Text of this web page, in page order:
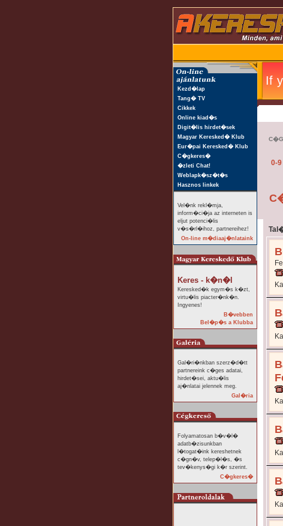
Kezd�lap
Tang� TV
Cikkek
Online kiad�s
Digit�lis hirdet�sek
Magyar Keresked� Klub
Eur�pai Keresked� Klub
C�gkeres�
�zleti Chat!
Weblapk�sz�t�s
Hasznos linkek
Vel�nk rekl�mja,
inform�ci�ja az interneten is
eljut potenci�lis
v�s�rl�ihoz, partnereihez!
On-line m�diaaj�nlataink
Keres - k�n�l
Keresked�k egym�s k�zt,
virtu�lis piacter�nk�n.
Ingyenes!
B�vebben
Bel�p�s a Klubba
Gal�ri�nkban szerz�d�tt
partnereink c�ges adatai,
hirdet�sei, aktu�lis
aj�nlatai jelennek meg.
Gal�ria
Folyamatosan b�v�l�
adatb�zisunkban
l�togat�ink kereshetnek
c�gn�v, telep�l�s, �s
tev�kenys�gi k�r szerint.
C�gkeres�
0-9